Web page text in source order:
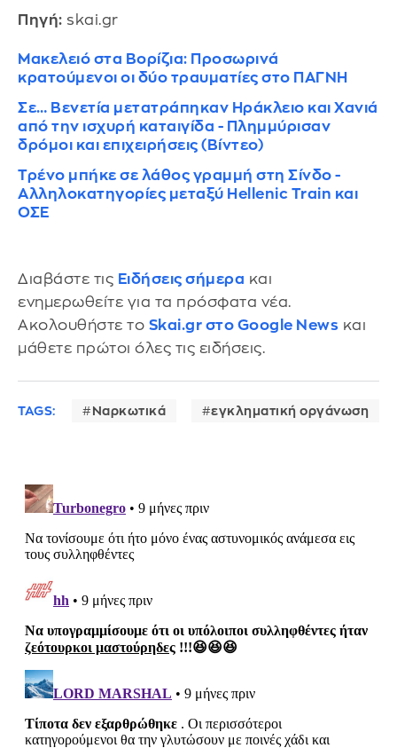
Πηγή: skai.gr
Μακελειό στα Βορίζια: Προσωρινά
κρατούμενοι οι δύο τραυματίες στο ΠΑΓΝΗ
Σε… Βενετία μετατράπηκαν Ηράκλειο και Χανιά
από την ισχυρή καταιγίδα - Πλημμύρισαν
δρόμοι και επιχειρήσεις (Βίντεο)
Τρένο μπήκε σε λάθος γραμμή στη Σίνδο -
Αλληλοκατηγορίες μεταξύ Hellenic Train και
ΟΣΕ
Διαβάστε τις Ειδήσεις σήμερα και
ενημερωθείτε για τα πρόσφατα νέα.
Ακολουθήστε το Skai.gr στο Google News και
μάθετε πρώτοι όλες τις ειδήσεις.
TAGS: Ναρκωτικά εγκληματική οργάνωση